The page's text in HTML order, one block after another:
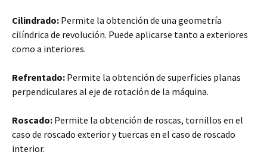
Cilindrado: Permite la obtención de una geometría
cilíndrica de revolución. Puede aplicarse tanto a exteriores
como a interiores.
Refrentado: Permite la obtención de superficies planas
perpendiculares al eje de rotación de la máquina.
Roscado: Permite la obtención de roscas, tornillos en el
caso de roscado exterior y tuercas en el caso de roscado
interior.